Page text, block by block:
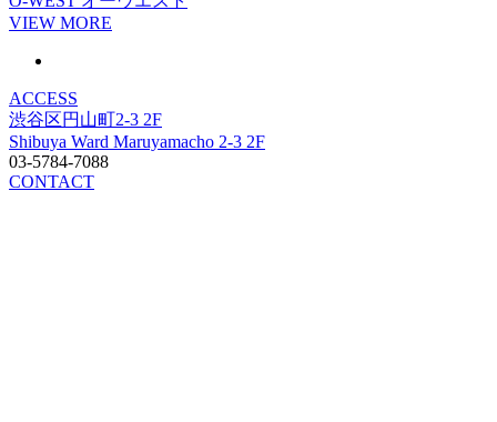
VIEW MORE
ACCESS
渋谷区円山町2-3 2F
Shibuya Ward Maruyamacho 2-3 2F
03-5784-7088
CONTACT